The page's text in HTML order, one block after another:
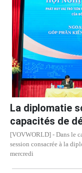
La diplomatie
capacités de
[VOVWORLD] - Dans le
session consacrée à la
mercredi